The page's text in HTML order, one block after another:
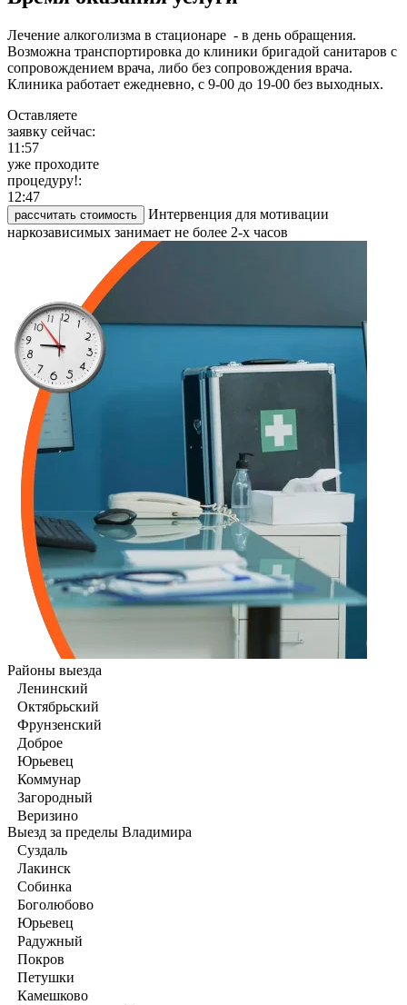
Лечение алкоголизма в стационаре - в день обращения.
Возможна транспортировка до клиники бригадой санитаров с
сопровождением врача, либо без сопровождения врача.
Клиника работает ежедневно, с 9-00 до 19-00 без выходных.
Оставляете
заявку сейчас:
11:57
уже проходите
процедуру!:
12:47
рассчитать стоимость
Интервенция для мотивации
наркозависимых занимает не более 2-х часов
Районы выезда
Ленинский
Октябрьский
Фрунзенский
Доброе
Юрьевец
Коммунар
Загородный
Веризино
Выезд за пределы Владимира
Суздаль
Лакинск
Собинка
Боголюбово
Юрьевец
Радужный
Покров
Петушки
Камешково